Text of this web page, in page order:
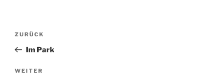
Beitragsnavigation
Vorheriger
Beitrag
ZURÜCK
Im Park
Nächster
WEITER